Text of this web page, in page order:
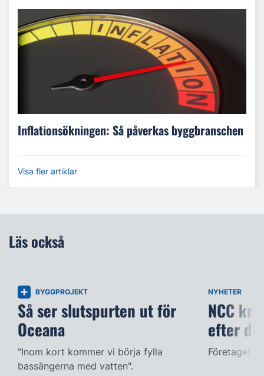
Inflationsökningen: Så påverkas byggbranschen
Visa fler artiklar
Läs också
BYGGPROJEKT
Så ser slutspurten ut för
Oceana
"Inom kort kommer vi börja fylla
bassängerna med vatten".
NYHETER
NCC
efter
Företaget